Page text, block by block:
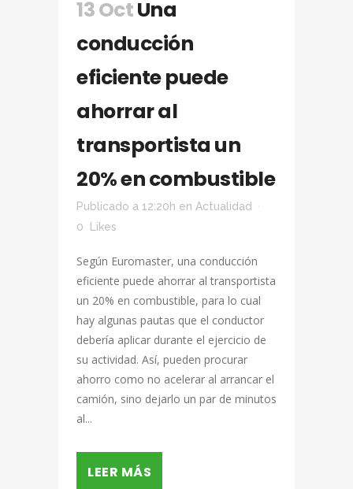
13 OctUna
conducción
eficiente puede
ahorrar al
transportista un
20% en combustible
Publicado a 12:20h en Actualidad
0
Likes
Según Euromaster, una conducción
eficiente puede ahorrar al transportista
un 20% en combustible, para lo cual
hay algunas pautas que el conductor
debería aplicar durante el ejercicio de
su actividad. Así, pueden procurar
ahorro como no acelerar al arrancar el
camión, sino dejarlo un par de minutos
al...
LEER MÁS